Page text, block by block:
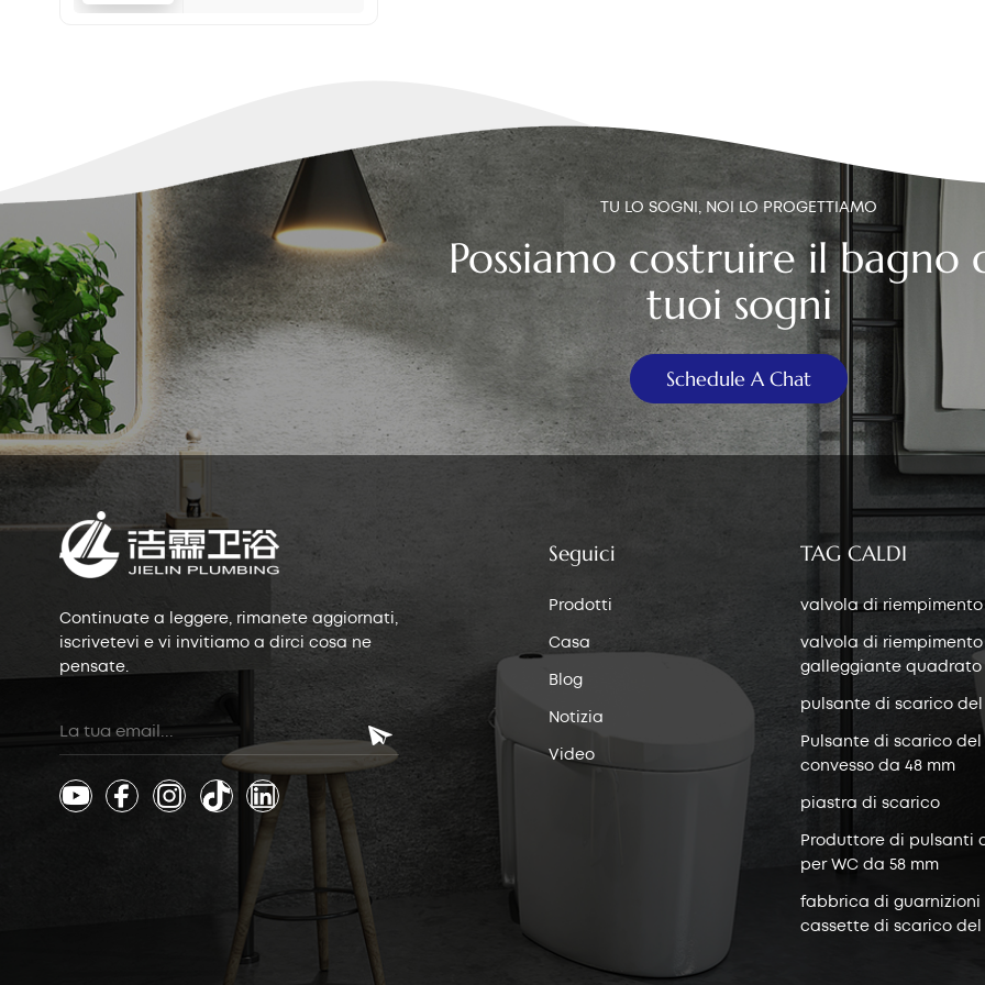
TU LO SOGNI, NOI LO PROGETTIAMO
Possiamo costruire il bagno
tuoi sogni
Schedule A Chat
Continuate a leggere, rimanete aggiornati,
iscrivetevi e vi invitiamo a dirci cosa ne
pensate.
Seguici
Prodotti
Casa
Blog
Notizia
Video
TAG CALDI
valvola di
valvola di
galleggiante quadrato
pulsante di scarico
Pulsante di scarico
convesso da 48 mm
piastra di scarico
Produttore di pulsanti
per WC da 58 mm
fabbrica di guarnizioni
cassette di scarico del